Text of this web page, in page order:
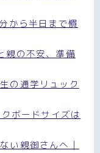
から半日まで慣
親の不安、準備
の通学リュック
ボードサイズは
い親御さんへ｜